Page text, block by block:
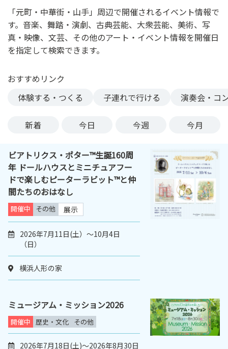
「元町・中華街・山手」周辺で開催されるイベント情報で
す。音楽、舞踏・演劇、古典芸能、大衆芸能、美術、写
真・映像、文芸、その他のアート・イベント情報を開催日
を指定して検索できます。
おすすめリンク
体験する・つくる
子連れで行ける 演奏会・コ
新着 今日 今週 今月
ビアトリクス・ポター™生誕160周
年 ドールハウスとミニチュアフー
ドで楽しむピーターラビット™と仲
間たちのおはなし
開催中 その他 展示
2026年7月11日(土）～10月4日
（日）
横浜人形の家
ミュージアム・ミッション2026
開催中 歴史・文化 その他
2026年7月18日(土)～2026年8月30日